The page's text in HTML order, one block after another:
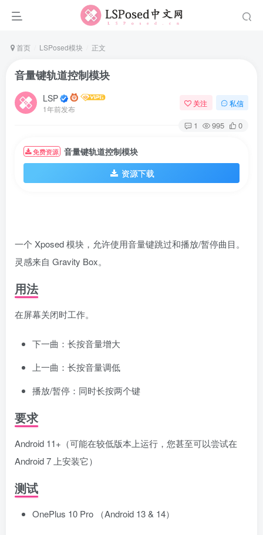
首页 LSPosed模块 正文
音量键轨道控制模块
LSP
1年前发布
关注 私信
1 995 0
免费资源 音量键轨道控制模块
资源下载
一个 Xposed 模块，允许使用音量键跳过和播放/暂停曲目。
灵感来自 Gravity Box。
用法
在屏幕关闭时工作。
下一曲：长按音量增大
上一曲：长按音量调低
播放/暂停：同时长按两个键
要求
Android 11+（可能在较低版本上运行，您甚至可以尝试在
Android 7 上安装它）
测试
OnePlus 10 Pro （Android 13 & 14）